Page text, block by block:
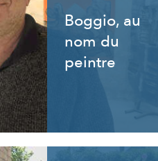
Boggio, au
nom du
peintre